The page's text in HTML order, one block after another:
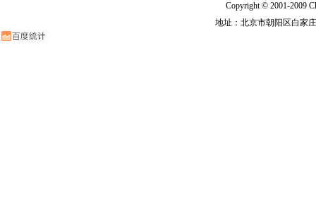
Copyright © 2001-2009
地址：北京市朝阳区白家